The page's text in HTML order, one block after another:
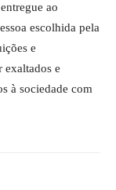
ao
escolhida pela
e
exaltados e
à sociedade com